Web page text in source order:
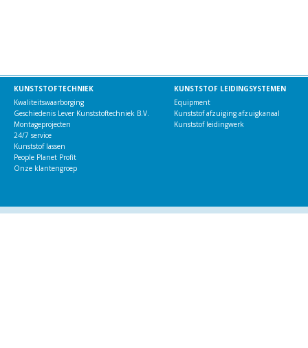
KUNSTSTOFTECHNIEK
Kwaliteitswaarborging
Geschiedenis Lever Kunststoftechniek B.V.
Montageprojecten
24/7 service
Kunststof lassen
People Planet Profit
Onze klantengroep
KUNSTSTOF LEIDINGSYSTEMEN
Equipment
Kunststof afzuiging afzuigkanaal
Kunststof leidingwerk
CONTACT